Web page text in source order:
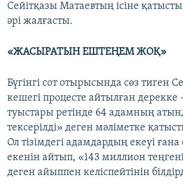
Сейітқазы Матаевтың ісіне
әрі жалғасты.
«ЖАСЫРАТЫН ЕШТЕҢЕМ ЖОҚ»
Бүгінгі сот отырысында сөз тиген
кешегі процесте айтылған
туыстары ретінде 64 адамның
тексерілді» деген мәліметке
Ол тізімдегі адамдардың екеуі ғана
екенін айтып, «143 миллион
деген айыппен келіспейтінін